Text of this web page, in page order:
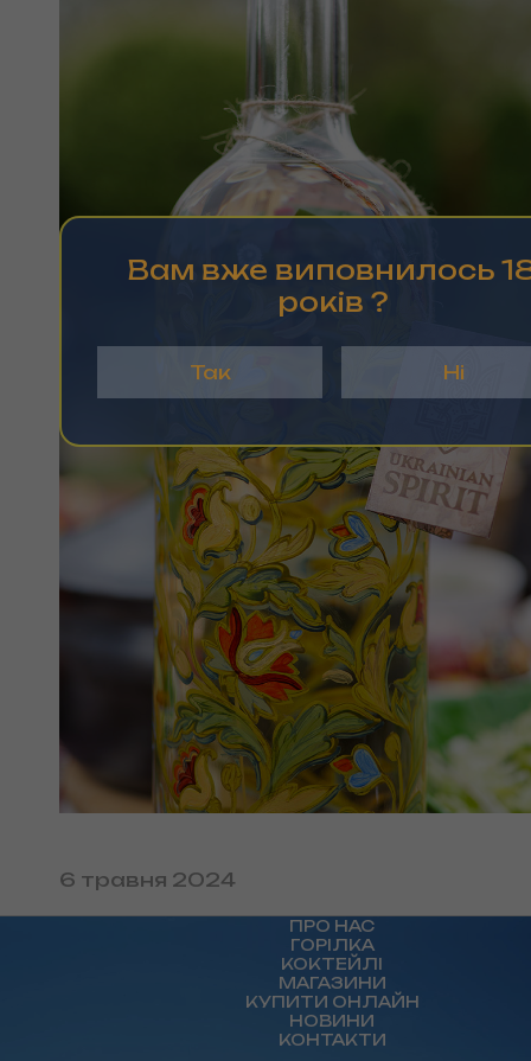
6 травня 2024
Вам вже виповнилось
рокiв ?
Так Ні
ПРО НАС
ГОРІЛКА
КОКТЕЙЛІ
МАГАЗИНИ
КУПИТИ ОНЛАЙН
НОВИНИ
КОНТАКТИ